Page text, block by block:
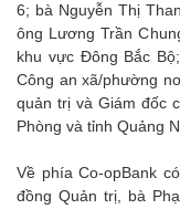
6; bà Nguyễn Thị
ông Lương Trần
khu vực Đông Bắc
Công an xã/phường
quản trị và Giám đốc
Phòng và tỉnh Quảng
Về phía Co-opBank
đồng Quản trị, bà